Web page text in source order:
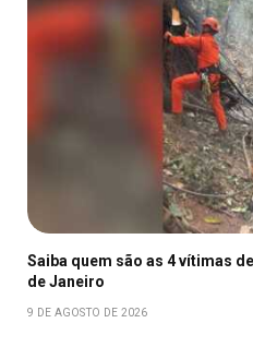
Saiba quem são as 4 vítimas
de Janeiro
9 DE AGOSTO DE 2026